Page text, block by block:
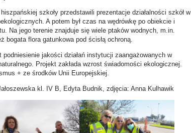
szkoły przedstawili prezentacje działalności szkół w
A potem był czas na wędrówkę po obiekcie i
Na jego terenie znajduje się wiele ptaków wodnych, m.in.
bogata flora gatunkowa pod ścisłą ochroną.
jakości działań instytucji zaangażowanych w
Projekt zakłada wzrost świadomości ekologicznej.
+ ze środków Unii Europejskiej.
kl. IV B, Edyta Budnik, zdjęcia: Anna Kulhawik